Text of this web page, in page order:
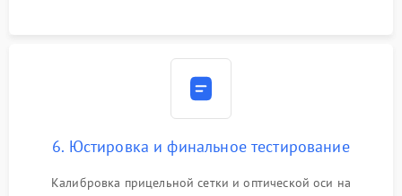
6. Юстировка и финальное тестирование
Калибровка прицельной сетки и оптической оси на